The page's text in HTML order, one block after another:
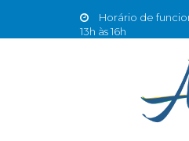
Horário de
13h às 16h